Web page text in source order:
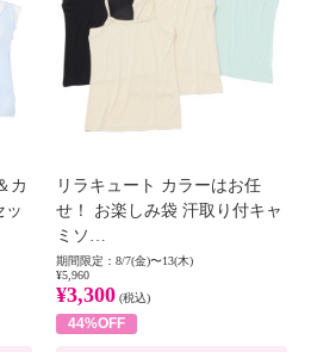
カ
ッ
リラキュート カラーはお任
せ！ お楽しみ袋 汗取り付キャ
ミソ…
期間限定：8/7(金)〜13(木)
¥5,960
¥3,300 (税込)
44%OFF